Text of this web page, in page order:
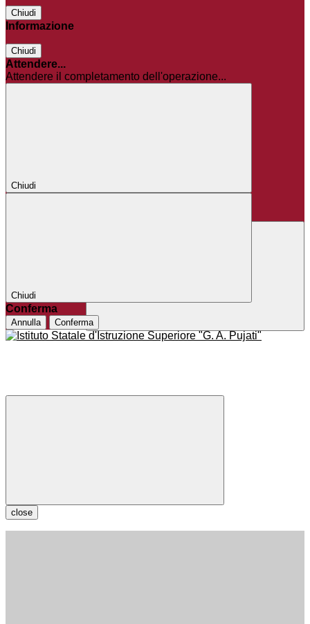
Chiudi
Informazione
Chiudi
Attendere...
Attendere il completamento dell'operazione...
Chiudi
Chiudi
Conferma
Annulla Conferma
close